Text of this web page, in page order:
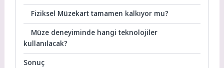
Fiziksel Müzekart tamamen kalkıyor mu?
Müze deneyiminde hangi teknolojiler
kullanılacak?
Sonuç